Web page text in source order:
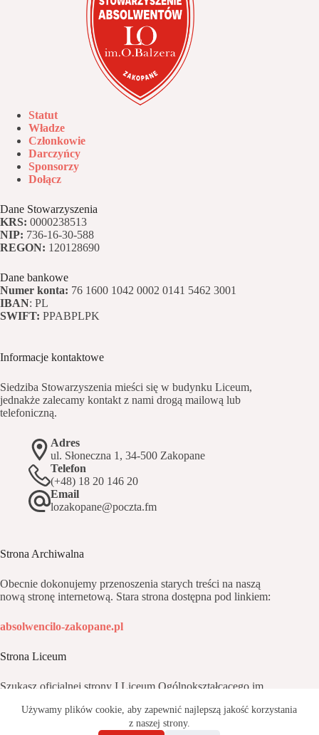
Używamy plików cookie, aby zapewnić najlepszą jakość korzystania
z naszej strony.
Statut
Władze
Członkowie
Darczyńcy
Sponsorzy
Dołącz
Dane Stowarzyszenia
KRS: 0000238513
NIP: 736-16-30-588
REGON: 120128690
Dane bankowe
Numer konta: 76 1600 1042 0002 0141 5462 3001
IBAN: PL
SWIFT: PPABPLPK
Informacje kontaktowe
Siedziba Stowarzyszenia mieści się w budynku Liceum,
jednakże zalecamy kontakt z nami drogą mailową lub
telefoniczną.
Adres
ul. Słoneczna 1, 34-500 Zakopane
Telefon
(+48) 18 20 146 20
Email
lozakopane@poczta.fm
Strona Archiwalna
Obecnie dokonujemy przenoszenia starych treści na naszą
nową stronę internetową. Stara strona dostępna pod linkiem:
absolwencilo-zakopane.pl
Strona Liceum
Szukasz oficjalnej strony I Liceum Ogólnokształcącego im.